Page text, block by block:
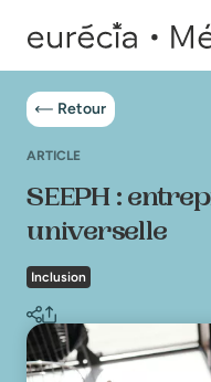
Retour
ARTICLE
SEEPH :
universelle
Inclusion